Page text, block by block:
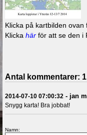
Klicka på kartbilden ovan
Klicka här för att se den i
Antal kommentarer: 1
2014-07-10 07:00:32 - jan
Snygg karta! Bra jobbat!
Namn: